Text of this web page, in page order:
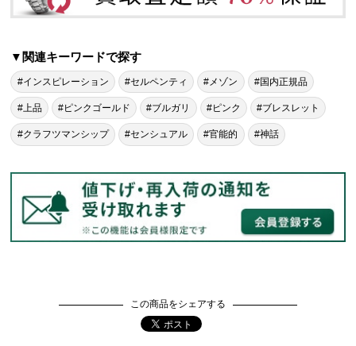
▼関連キーワードで探す
#インスピレーション #セルペンティ #メゾン #国内正規品
#上品 #ピンクゴールド #ブルガリ #ピンク #ブレスレット
#クラフツマンシップ #センシュアル #官能的 #神話
この商品をシェアする